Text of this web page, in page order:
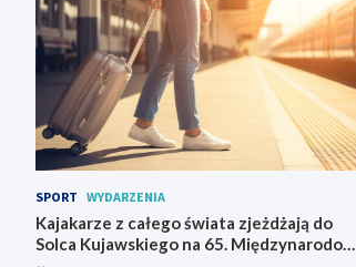
SPORT WYDARZENIA
Kajakarze z całego świata zjeżdżają do
Solca Kujawskiego na 65. Międzynarodowy